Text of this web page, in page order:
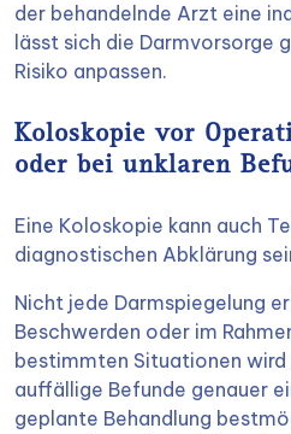
der behandelnde Arzt eine
lässt sich die Darmvorsorge
Risiko anpassen.
Koloskopie vor
oder bei unklaren
Eine Koloskopie kann auch
diagnostischen Abklärung
Nicht jede Darmspiegelung
Beschwerden oder im
bestimmten Situationen
auffällige Befunde genauer
geplante Behandlung